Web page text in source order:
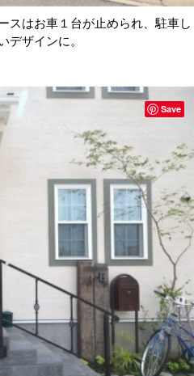
スはお車１台が止められ、駐車し
デザインに。
Save